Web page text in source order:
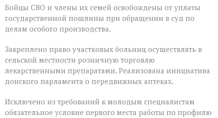
Бойцы СВО и члены их семей освобождены от уплаты
государственной пошлины при обращении в суд по
делам особого производства.
Закреплено право участковых больниц осуществлять в
сельской местности розничную торговлю
лекарственными препаратами. Реализована инициатива
донского парламента о передвижных аптеках.
Исключено из требований к молодым специалистам
обязательное условие первого места работы по профилю